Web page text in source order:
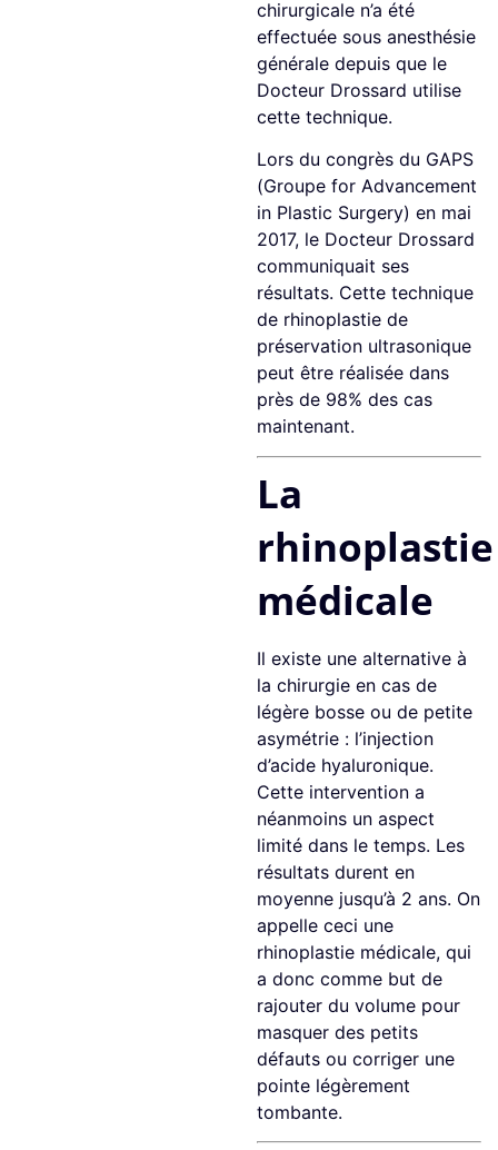
chirurgicale n’a été
effectuée sous anesthésie
générale depuis que le
Docteur Drossard utilise
cette technique.
Lors du congrès du GAPS
(Groupe for Advancement
in Plastic Surgery) en mai
2017, le Docteur Drossard
communiquait ses
résultats. Cette technique
de rhinoplastie de
préservation ultrasonique
peut être réalisée dans
près de 98% des cas
maintenant.
La
rhinoplastie
médicale
Il existe une alternative à
la chirurgie en cas de
légère bosse ou de petite
asymétrie : l’injection
d’acide hyaluronique.
Cette intervention a
néanmoins un aspect
limité dans le temps. Les
résultats durent en
moyenne jusqu’à 2 ans. On
appelle ceci une
rhinoplastie médicale, qui
a donc comme but de
rajouter du volume pour
masquer des petits
défauts ou corriger une
pointe légèrement
tombante.